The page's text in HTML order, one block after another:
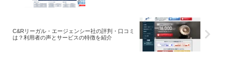
C&Rリーガル・エージェンシー社の評判・口コミ
は？利用者の声とサービスの特徴を紹介